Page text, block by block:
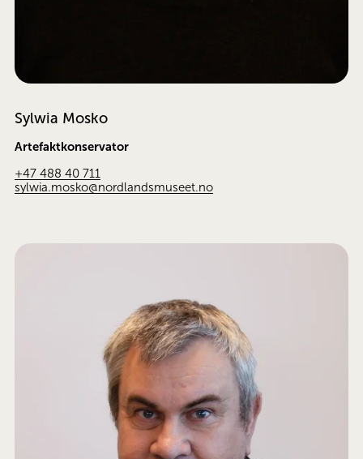
Sylwia Mosko
Artefaktkonservator
+47 488 40 711
sylwia.mosko@nordlandsmuseet.no